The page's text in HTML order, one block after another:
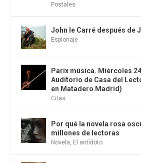
Postales
John le Carré después de
Espionaje
Parix música. Miércoles
Auditorio de Casa del
en Matadero Madrid)
Citas
Por qué la novela rosa
millones de lectoras
Novela, El antídoto